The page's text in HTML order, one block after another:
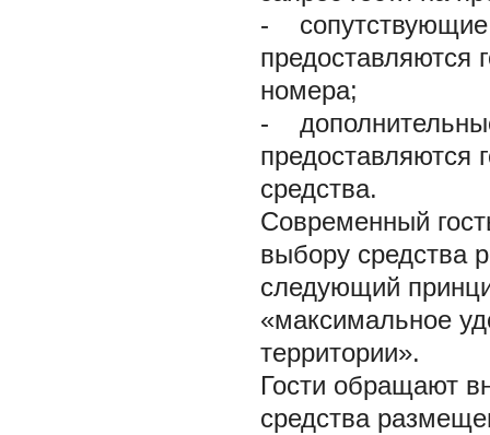
-
сопутствующие
предоставляются
номера;
-
предоставляются
средства.
Современный
выбору средства
следующий
«максимальное
территории».
Гости обращают
средства